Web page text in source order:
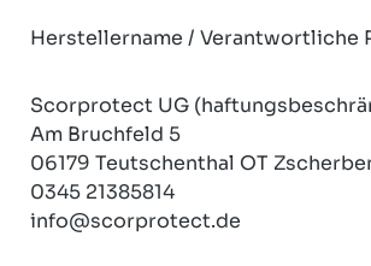
Herstellername / Verantwortliche
Scorprotect UG
Am Bruchfeld 5
06179 Teutschenthal OT
0345 21385814
info@scorprotect.de